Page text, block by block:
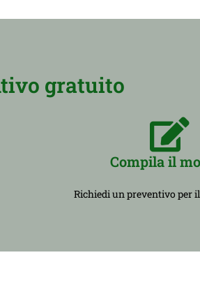
gratuito
Compila il
Richiedi un preventivo per